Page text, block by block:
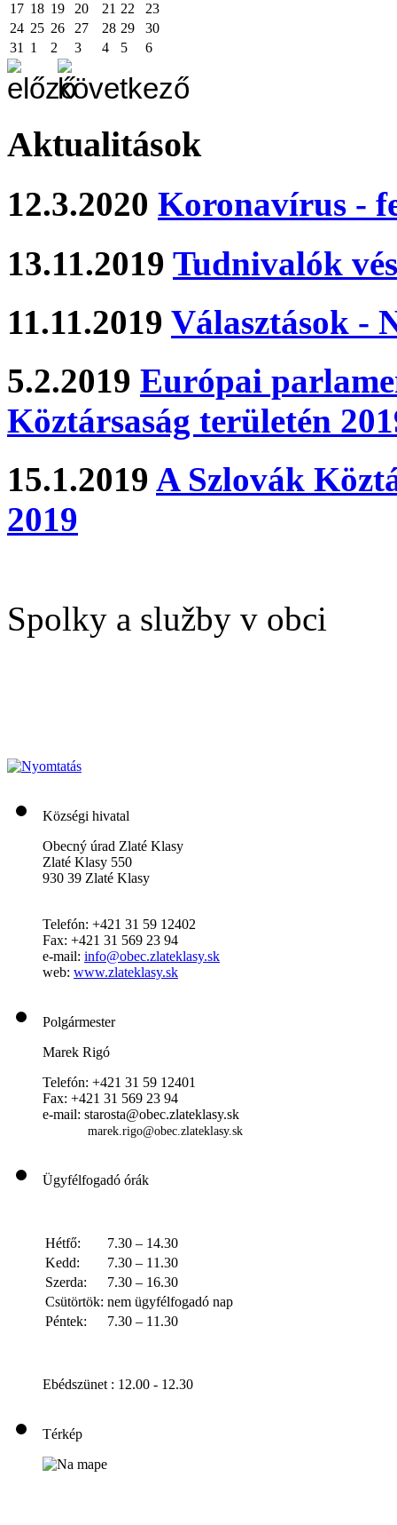
17 18 19 20 21 22
23
24 25 26 27 28 29
30
31
1 2 3 4 5 6
Aktualitások
12.3.2020 Koronavírus -
13.11.2019 Tudnivalók
11.11.2019 Választások -
5.2.2019 Európai
Köztársaság területén
15.1.2019 A Szlovák
2019
Spolky a služby v obci
Községi hivatal
Obecný úrad Zlaté Klasy
Zlaté Klasy 550
930 39 Zlaté Klasy
Telefón: +421 31 59 12402
Fax: +421 31 569 23 94
e-mail: info@obec.zlateklasy.sk
web: www.zlateklasy.sk
Polgármester
Marek Rigó
Telefón: +421 31 59 12401
Fax: +421 31 569 23 94
e-mail: starosta@obec.zlateklasy.sk
marek.rigo@obec.zlateklasy.sk
Ügyfélfogadó órák
Hétfő:
7.30 – 14.30
Kedd:
7.30 – 11.30
Szerda:
7.30 – 16.30
Csütörtök: nem ügyfélfogadó nap
Péntek:
7.30 – 11.30
Ebédszünet : 12.00 - 12.30
Térkép